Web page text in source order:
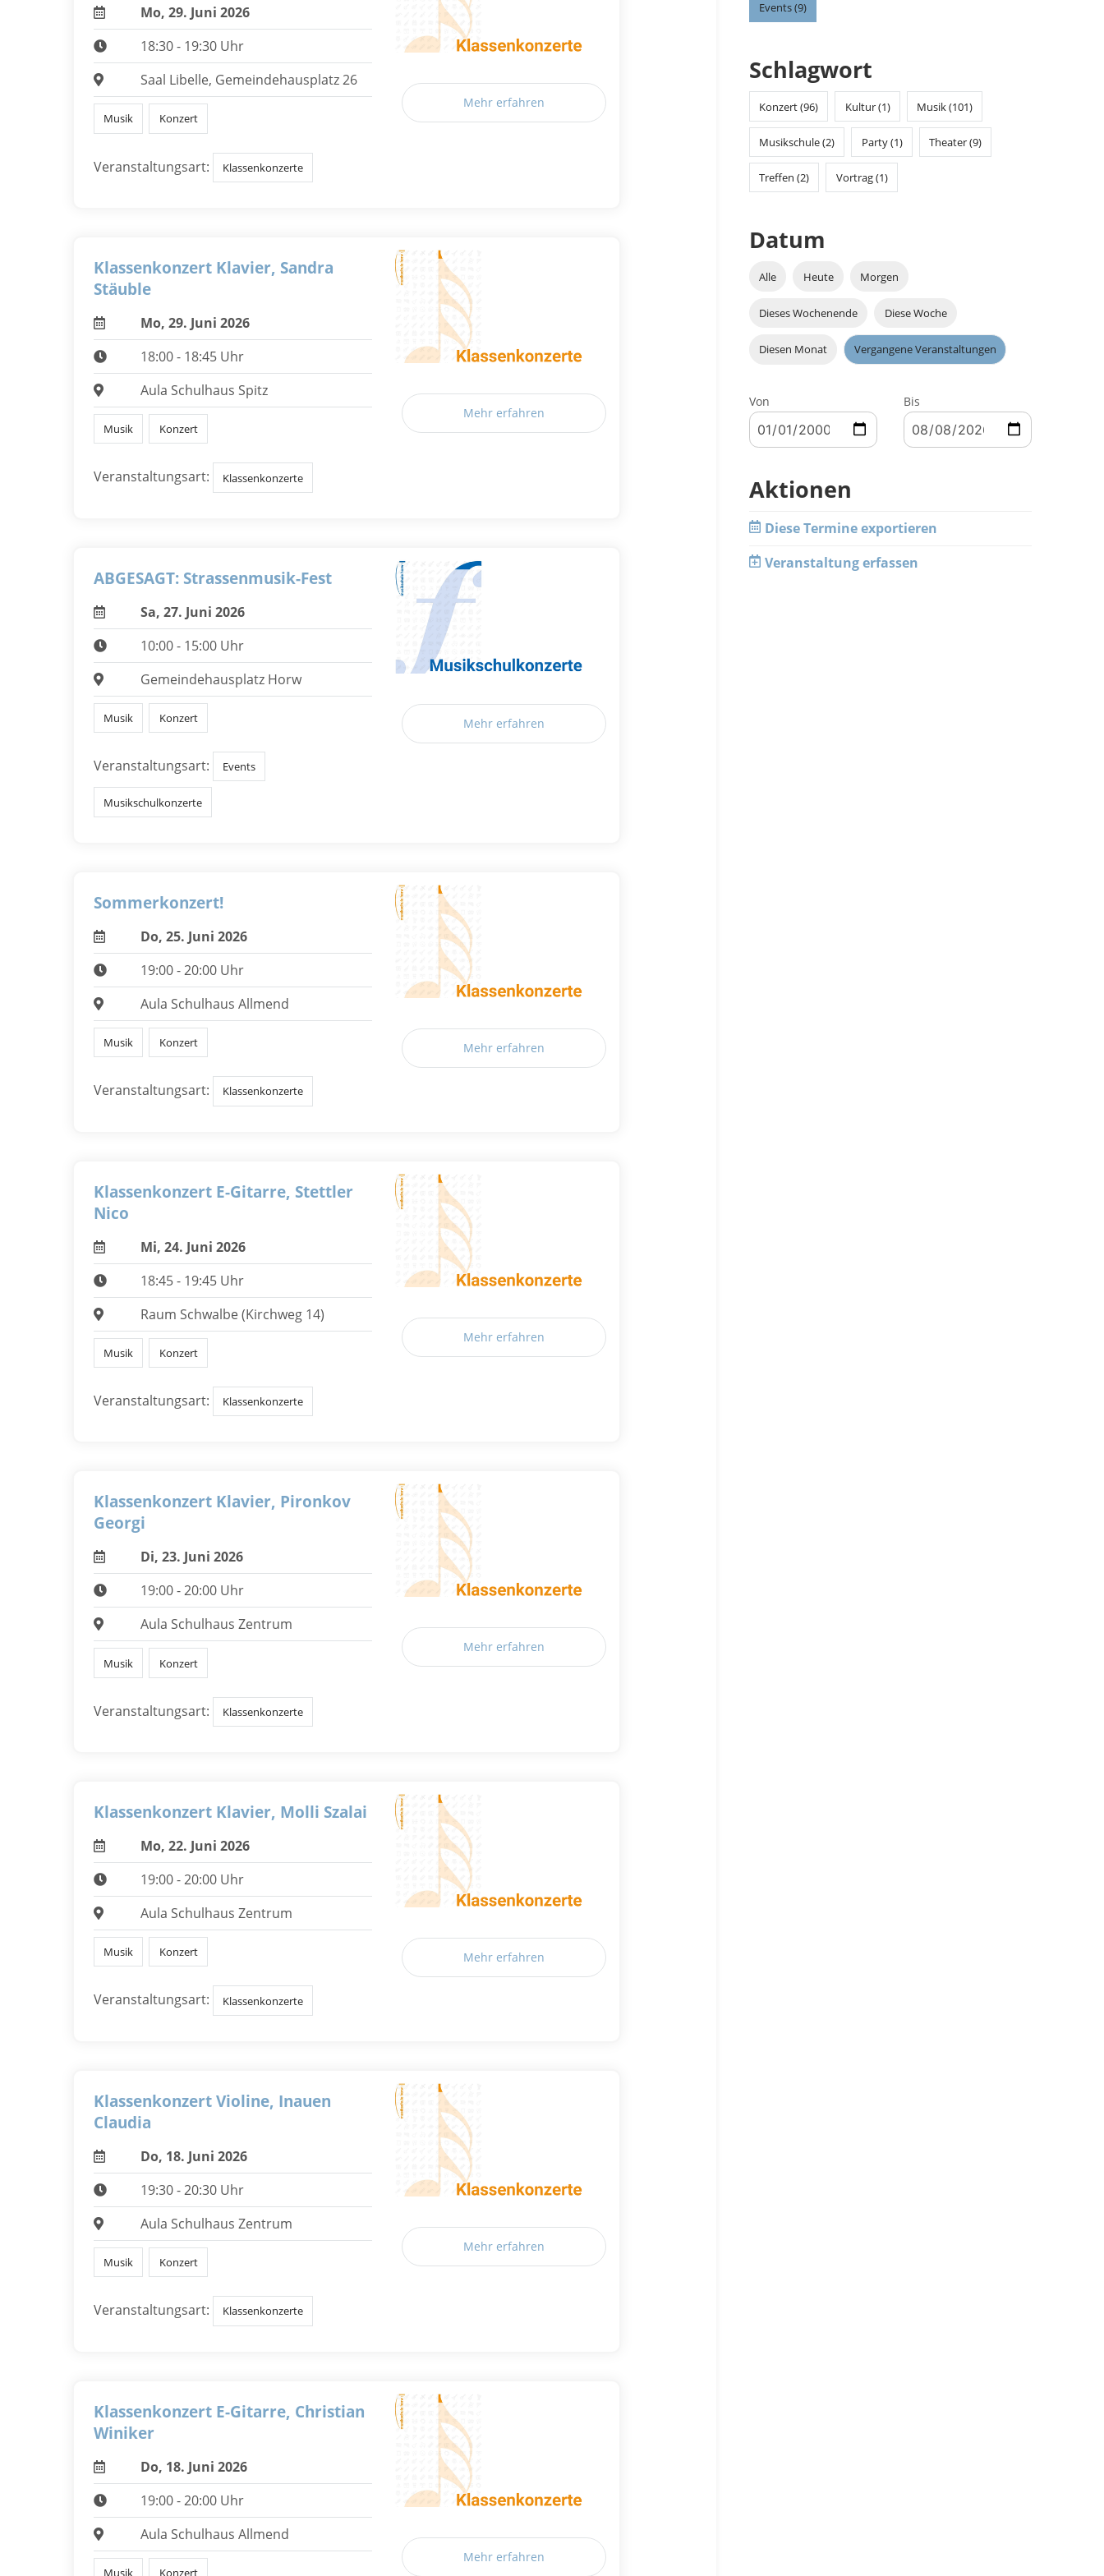
Mo, 29. Juni 2026
18:30 - 19:30 Uhr
Saal Libelle, Gemeindehausplatz 26
Musik Konzert
Veranstaltungsart: Klassenkonzerte
Mehr erfahren
Klassenkonzert Klavier, Sandra
Stäuble
Mo, 29. Juni 2026
18:00 - 18:45 Uhr
Aula Schulhaus Spitz
Musik Konzert
Veranstaltungsart: Klassenkonzerte
Mehr erfahren
ABGESAGT: Strassenmusik-Fest
Sa, 27. Juni 2026
10:00 - 15:00 Uhr
Gemeindehausplatz Horw
Musik Konzert
Veranstaltungsart: Events
Musikschulkonzerte
Mehr erfahren
Sommerkonzert!
Do, 25. Juni 2026
19:00 - 20:00 Uhr
Aula Schulhaus Allmend
Musik Konzert
Veranstaltungsart: Klassenkonzerte
Mehr erfahren
Klassenkonzert E-Gitarre, Stettler
Nico
Mi, 24. Juni 2026
18:45 - 19:45 Uhr
Raum Schwalbe (Kirchweg 14)
Musik Konzert
Veranstaltungsart: Klassenkonzerte
Mehr erfahren
Klassenkonzert Klavier, Pironkov
Georgi
Di, 23. Juni 2026
19:00 - 20:00 Uhr
Aula Schulhaus Zentrum
Musik Konzert
Veranstaltungsart: Klassenkonzerte
Mehr erfahren
Klassenkonzert Klavier, Molli Szalai
Mo, 22. Juni 2026
19:00 - 20:00 Uhr
Aula Schulhaus Zentrum
Musik Konzert
Veranstaltungsart: Klassenkonzerte
Mehr erfahren
Klassenkonzert Violine, Inauen
Claudia
Do, 18. Juni 2026
19:30 - 20:30 Uhr
Aula Schulhaus Zentrum
Musik Konzert
Veranstaltungsart: Klassenkonzerte
Mehr erfahren
Klassenkonzert E-Gitarre, Christian
Winiker
Do, 18. Juni 2026
19:00 - 20:00 Uhr
Aula Schulhaus Allmend
Musik Konzert
Mehr erfahren
Events (9)
Schlagwort
Konzert (96) Kultur (1) Musik (101)
Musikschule (2) Party (1) Theater (9)
Treffen (2) Vortrag (1)
Datum
Alle Heute Morgen
Dieses Wochenende Diese Woche
Diesen Monat Vergangene Veranstaltungen
Von Bis
Aktionen
Diese Termine exportieren
Veranstaltung erfassen